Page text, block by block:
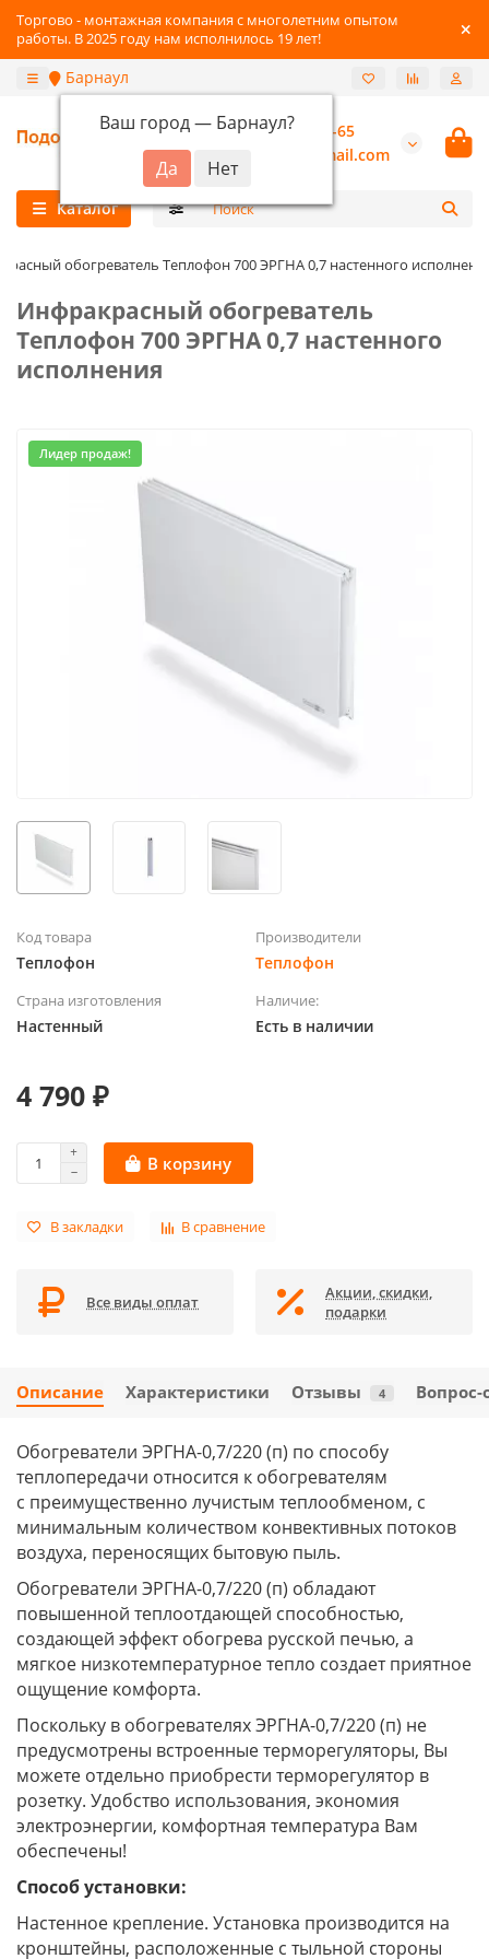
Торгово - монтажная компания с многолетним опытом
работы. В 2025 году нам исполнилось 19 лет!
Барнаул
Ваш город — Барнаул?
+7-3852-22-41-65
burannsk@gmail.com
Каталог
обогреватель Теплофон 700 ЭРГНА 0,7 настенного
Инфракрасный обогреватель
Теплофон 700 ЭРГНА 0,7 настенного
исполнения
Лидер продаж!
Код товара
Теплофон
Производители
Теплофон
Страна изготовления
Настенный
Наличие:
Есть в наличии
4 790 ₽
В корзину
В закладки В сравнение
Все виды оплат
Акции, скидки,
подарки
Описание Характеристики Отзывы 4 Вопрос-
Обогреватели ЭРГНА-0,7/220 (п) по способу
теплопередачи относится к обогревателям
с преимущественно лучистым теплообменом, с
минимальным количеством конвективных потоков
воздуха, переносящих бытовую пыль.
Обогреватели ЭРГНА-0,7/220 (п) обладают
повышенной теплоотдающей способностью,
создающей эффект обогрева русской печью, а
мягкое низкотемпературное тепло создает приятное
ощущение комфорта.
Поскольку в обогревателях ЭРГНА-0,7/220 (п) не
предусмотрены встроенные терморегуляторы, Вы
можете отдельно приобрести терморегулятор в
розетку. Удобство использования, экономия
электроэнергии, комфортная температура Вам
обеспечены!
Способ установки:
Настенное крепление. Установка производится на
кронштейны, расположенные с тыльной стороны